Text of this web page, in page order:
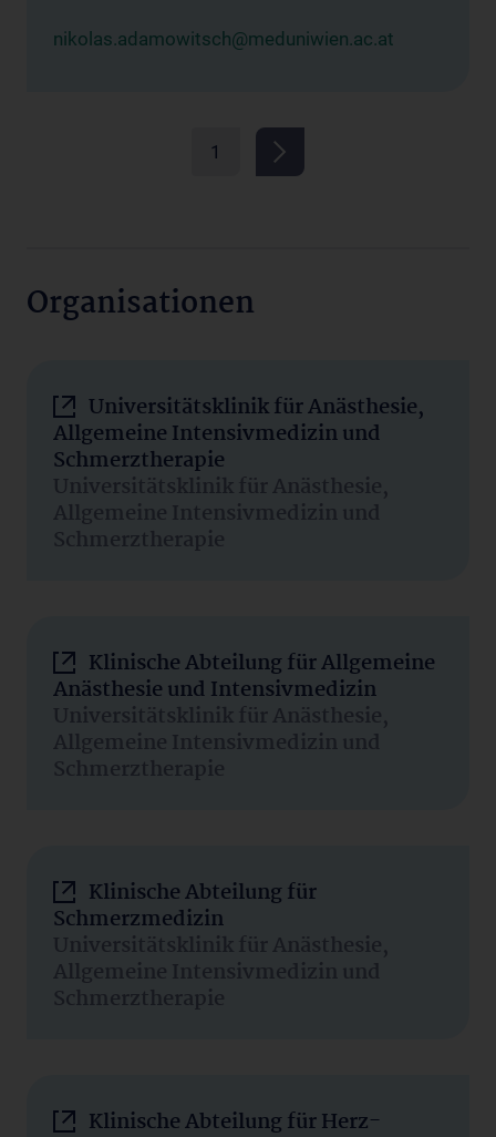
nikolas.adamowitsch@meduniwien.ac.at
1
Organisationen
Universitätsklinik für Anästhesie,
Allgemeine Intensivmedizin und
Schmerztherapie
Universitätsklinik für Anästhesie,
Allgemeine Intensivmedizin und
Schmerztherapie
Klinische Abteilung für Allgemeine
Anästhesie und Intensivmedizin
Universitätsklinik für Anästhesie,
Allgemeine Intensivmedizin und
Schmerztherapie
Klinische Abteilung für
Schmerzmedizin
Universitätsklinik für Anästhesie,
Allgemeine Intensivmedizin und
Schmerztherapie
Klinische Abteilung für Herz-